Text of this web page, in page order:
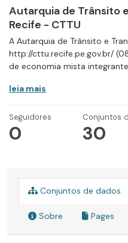
Autarquia de Trânsito
Recife - CTTU
A Autarquia de Trânsito e
http://cttu.recife.pe.gov.br/
de economia mista
leia mais
Seguidores
0
Conjuntos
30
Conjuntos de dados
Sobre Pages